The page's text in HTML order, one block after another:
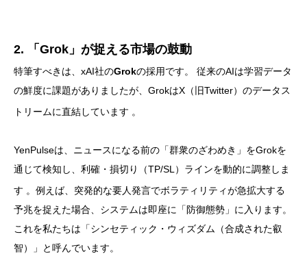
2. 「Grok」が捉える市場の鼓動
特筆すべきは、xAI社のGrokの採用です。 従来のAIは学習データ
の鮮度に課題がありましたが、GrokはX（旧Twitter）のデータス
トリームに直結しています 。
YenPulseは、ニュースになる前の「群衆のざわめき」をGrokを
通じて検知し、利確・損切り（TP/SL）ラインを動的に調整しま
す 。例えば、突発的な要人発言でボラティリティが急拡大する
予兆を捉えた場合、システムは即座に「防御態勢」に入ります。
これを私たちは「シンセティック・ウィズダム（合成された叡
智）」と呼んでいます。